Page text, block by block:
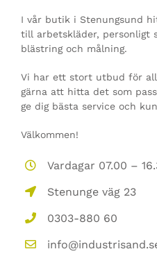
I vår butik i Stenungsund
till arbetskläder, personligt
blästring och målning.
Vi har ett stort utbud för
gärna att hitta det som
ge dig bästa service och
Välkommen!
Vardagar 07.00 –
Stenunge väg 23
0303-880 60